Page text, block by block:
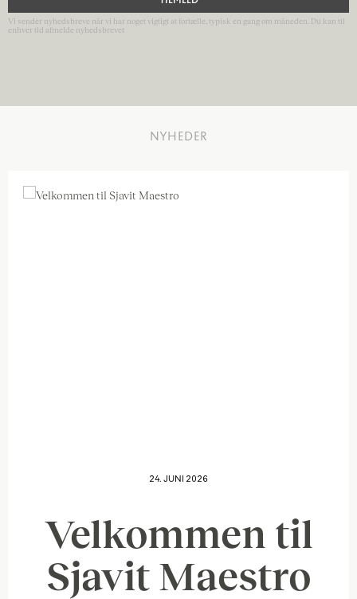
Vi sender nyhedsbreve når vi har noget vigtigt at fortælle, typisk en gang om måneden. Du kan til
enhver tid afmelde nyhedsbrevet
NYHEDER
Velkommen til
Sjavit Maestro
24. JUNI 2026